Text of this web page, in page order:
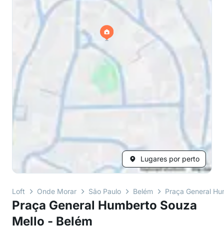
Lugares por perto
Loft Onde Morar São Paulo Belém Praça General
Praça General Humberto Souza
Mello - Belém